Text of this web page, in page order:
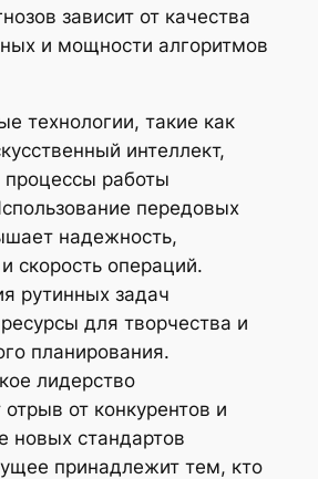
зависит от качества
и мощности алгоритмов
технологии, такие как
интеллект,
работы
передовых
надежность,
скорость операций.
рутинных задач
для творчества и
планирования.
лидерство
от конкурентов и
новых стандартов
принадлежит тем, кто